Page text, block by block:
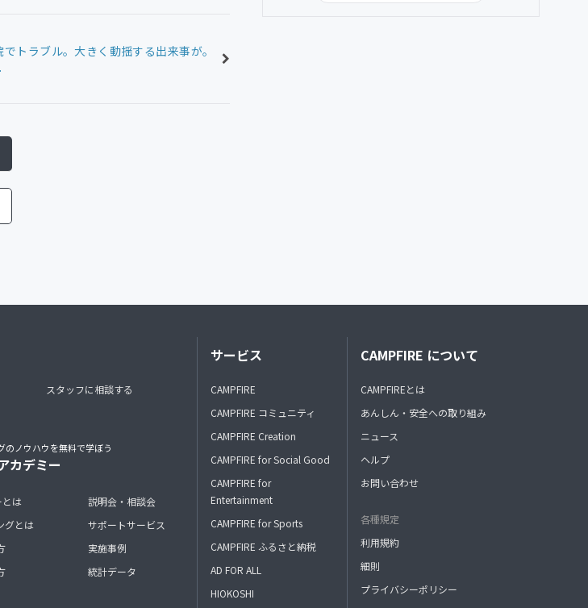
トラブル。大きく動揺する出来事が。
スタッフに相談する
のノウハウを無料で学ぼう
カデミー
とは
グとは
説明会・相談会
サポートサービス
実施事例
統計データ
サービス
CAMPFIRE
CAMPFIRE コミュニティ
CAMPFIRE Creation
CAMPFIRE for Social Good
CAMPFIRE for
Entertainment
CAMPFIRE for Sports
CAMPFIRE ふるさと納税
AD FOR ALL
HIOKOSHI
CAMPFIRE について
CAMPFIREとは
あんしん・安全への取り組み
ニュース
ヘルプ
お問い合わせ
各種規定
利用規約
細則
プライバシーポリシー